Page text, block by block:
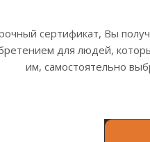
сертификат, Вы
для людей,
им, самостоятельно